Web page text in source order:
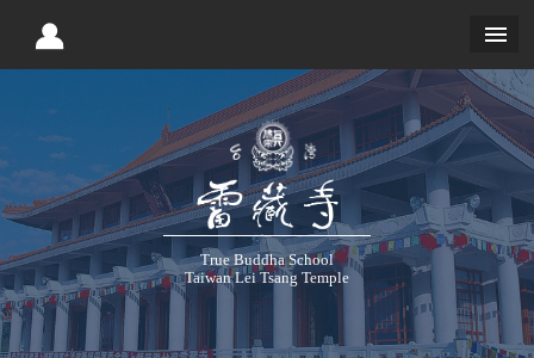
True Buddha School
Taiwan Lei Tsang Temple